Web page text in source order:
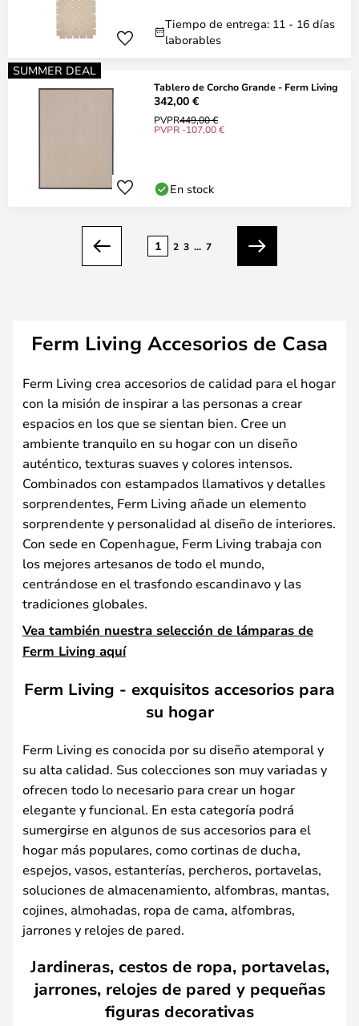
Tiempo de entrega: 11 - 16 días
laborables
SUMMER DEAL
Tablero de Corcho Grande - Ferm Living
342,00 €
PVPR449,00 €
PVPR -107,00 €
En stock
Anterior
1 2 3 ... 7
Siguiente
Ferm Living Accesorios de Casa
Ferm Living crea accesorios de calidad para el hogar
con la misión de inspirar a las personas a crear
espacios en los que se sientan bien. Cree un
ambiente tranquilo en su hogar con un diseño
auténtico, texturas suaves y colores intensos.
Combinados con estampados llamativos y detalles
sorprendentes, Ferm Living añade un elemento
sorprendente y personalidad al diseño de interiores.
Con sede en Copenhague, Ferm Living trabaja con
los mejores artesanos de todo el mundo,
centrándose en el trasfondo escandinavo y las
tradiciones globales.
Vea también nuestra selección de lámparas de
Ferm Living aquí
Ferm Living - exquisitos accesorios para
su hogar
Ferm Living es conocida por su diseño atemporal y
su alta calidad. Sus colecciones son muy variadas y
ofrecen todo lo necesario para crear un hogar
elegante y funcional. En esta categoría podrá
sumergirse en algunos de sus accesorios para el
hogar más populares, como cortinas de ducha,
espejos, vasos, estanterías, percheros, portavelas,
soluciones de almacenamiento, alfombras, mantas,
cojines, almohadas, ropa de cama, alfombras,
jarrones y relojes de pared.
Jardineras, cestos de ropa, portavelas,
jarrones, relojes de pared y pequeñas
figuras decorativas